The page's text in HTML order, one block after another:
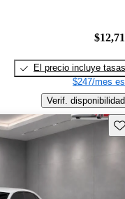
El precio incluye tasas
$247/mes
Verif. disponibilidad